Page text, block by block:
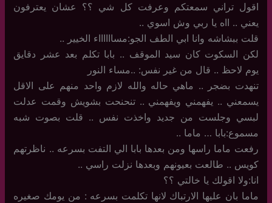
اقول تراني سمعتكم وعرفت كل شي ؟؟ عشان يعترفون
يعني .. ااه يا ربي وش اسوي ..
قلت ببشاشه وانا ابي الطف الجو:مسااااااء الخيير ..
لكن السكوت كان سيد الموقف .. بابا تكلم بعد عشر دقايق
يوم لاحظ .. قال من غير نفس: ..مساء النور
تنهدت بضجر .. ماهي حاله والله لازم واحد منهم على الاقل
يسمعني .. يفهمني ويفهمني .. تنحنحت بشويش وقمت عدلت
لبسي وجلست من جديد واخذت نفس .. قلت بصوت شبه
مسموع:بابا … ماما ..
رفعت ماما راسها ومن بعدها بابا الي التفت بسرعه .. ناظرتهم
كويس .. طالعت بعيونهم وبعدها نزلت راسي ..
انا:ولا اقولك يا خالتي ؟؟
ماما بان عليها الارتباك لانها تكلمت بسرعه : من يومك صغيره